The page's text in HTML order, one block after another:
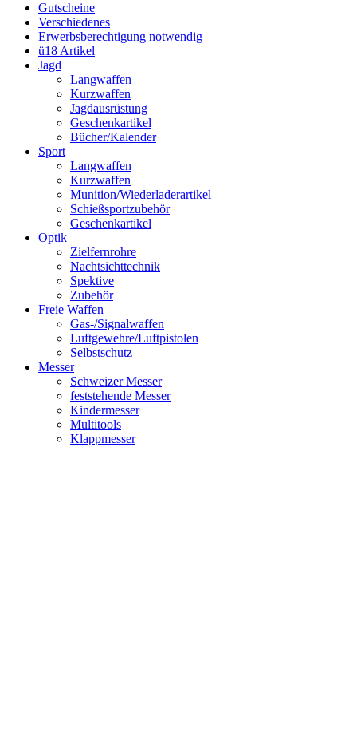
Gutscheine
Verschiedenes
Erwerbsberechtigung notwendig
ü18 Artikel
Jagd
Langwaffen
Kurzwaffen
Jagdausrüstung
Geschenkartikel
Bücher/Kalender
Sport
Langwaffen
Kurzwaffen
Munition/Wiederladerartikel
Schießsportzubehör
Geschenkartikel
Optik
Zielfernrohre
Nachtsichttechnik
Spektive
Zubehör
Freie Waffen
Gas-/Signalwaffen
Luftgewehre/Luftpistolen
Selbstschutz
Messer
Schweizer Messer
feststehende Messer
Kindermesser
Multitools
Klappmesser